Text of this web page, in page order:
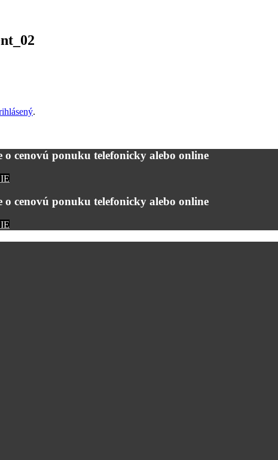
.
cenovú ponuku telefonicky alebo online
cenovú ponuku telefonicky alebo online